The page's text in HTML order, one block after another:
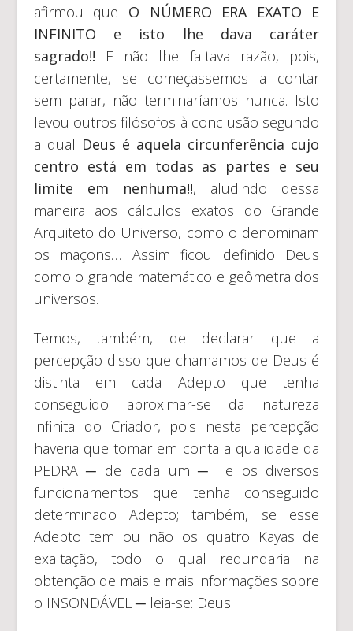
afirmou que O NÚMERO ERA EXATO E
INFINITO e isto lhe dava caráter
sagrado!! E não lhe faltava razão, pois,
certamente, se começassemos a contar
sem parar, não terminaríamos nunca. Isto
levou outros filósofos à conclusão segundo
a qual Deus é aquela circunferência cujo
centro está em todas as partes e seu
limite em nenhuma!!, aludindo dessa
maneira aos cálculos exatos do Grande
Arquiteto do Universo, como o denominam
os maçons… Assim ficou definido Deus
como o grande matemático e geômetra dos
universos.
Temos, também, de declarar que a
percepção disso que chamamos de Deus é
distinta em cada Adepto que tenha
conseguido aproximar-se da natureza
infinita do Criador, pois nesta percepção
haveria que tomar em conta a qualidade da
PEDRA ─ de cada um ─ e os diversos
funcionamentos que tenha conseguido
determinado Adepto; também, se esse
Adepto tem ou não os quatro Kayas de
exaltação, todo o qual redundaria na
obtenção de mais e mais informações sobre
o INSONDÁVEL ─ leia-se: Deus.